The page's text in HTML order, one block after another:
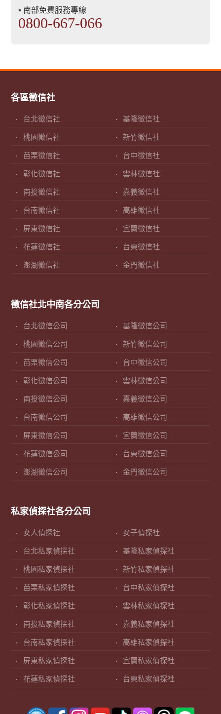
▪ 南部免費服務專線
0800-667-066
各區徵信社
台北徵信社 基隆徵信社
桃園徵信社 新竹徵信社
苗栗徵信社 台中徵信社
彰化徵信社 雲林徵信社
南投徵信社 嘉義徵信社
台南徵信社 高雄徵信社
屏東徵信社 宜蘭徵信社
花蓮徵信社 台東徵信社
澎湖徵信社 金門徵信社
徵信社北中南各分公司
台北徵信公司 基隆徵信公司
桃園徵信公司 新竹徵信公司
苗栗徵信公司 台中徵信公司
彰化徵信公司 雲林徵信公司
南投徵信公司 嘉義徵信公司
台南徵信公司 高雄徵信公司
屏東徵信公司 宜蘭徵信公司
花蓮徵信公司 台東徵信公司
澎湖徵信公司 金門徵信公司
私家偵探社各分公司
女人偵探社 女子偵探社
台北私家偵探社 基隆私家偵探社
桃園私家偵探社 新竹私家偵探社
苗栗私家偵探社 台中私家偵探社
彰化私家偵探社 雲林私家偵探社
南投私家偵探社 嘉義私家偵探社
台南私家偵探社 高雄私家偵探社
屏東私家偵探社 宜蘭私家偵探社
花蓮私家偵探社 台東私家偵探社